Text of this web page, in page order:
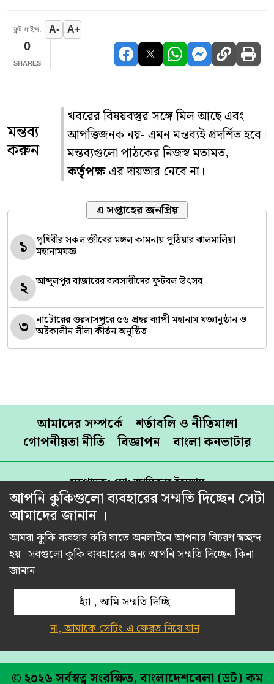
ফন্ট সাইজ: A- A+
0
SHARES
মন্তব্য
করুন
খবরের বিষয়বস্তুর সঙ্গে মিল আছে এবং
আপত্তিজনক নয়- এমন মন্তব্যই প্রদর্শিত হবে।
মন্তব্যগুলো পাঠকের নিজস্ব মতামত,
কর্তৃপক্ষএর দায়ভার নেবে না।
এ সপ্তাহের জনপ্রিয়
১ পৃথিবীর সকল জীবের মঙ্গল কামনায় পুঠিয়ার ঝালমালিয়া
মহানামযজ্ঞ
২ আব্দুলপুর বাজারের ব্যবসায়ীদের ফুটবল উৎসব
৩ নাটোরের গুরদাসপুরে ৫৬ প্রহর ব্যাপী মহানাম যজ্ঞানুষ্ঠান ও
অষ্টকালীন লীলা কীর্তন অনুষ্ঠিত
আমাদের সম্পর্কে
শর্তাবলি ও নীতিমালা
গোপনীয়তা নীতি
বিজ্ঞাপন বাংলা কনভাটার
সম্পাদক: মো: জামিরুল ইসলাম
প্রকাশক: রেজাউল করিম শামীম
প্রধান কার্যালয়: তিতাস রোড, ব্যাংক কলোনি, পূর্ব রামপুরা,
ঢাকা-১২১৯।
মোবাইল: 01716502565, ইমেইল:
info.bangladeshbela@gmail.com,
© ২০২৬ সর্বস্বত্ব সংরক্ষিত, বাংলাদেশবেলা (ডট) কম
আপনি কুকিগুলো ব্যবহারের সম্মতি দিচ্ছেন সেটা
আমাদের জানান ।
আমরা কুকি ব্যবহার করি যাতে অনলাইনে আপনার বিচরণ স্বচ্ছন্দ
হয়। সবগুলো কুকি ব্যবহারের জন্য আপনি সম্মতি দিচ্ছেন কিনা
জানান।
হ্যাঁ , আমি সম্মতি দিচ্ছি
না, আমাকে সেটিং-এ ফেরত নিয়ে যান